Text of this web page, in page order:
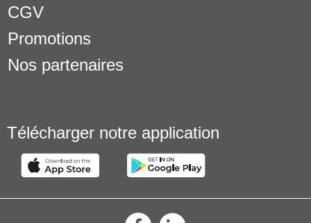
CGV
Promotions
Nos partenaires
Télécharger notre application